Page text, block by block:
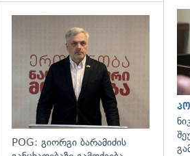
POG: გიორგი ბარამიძის